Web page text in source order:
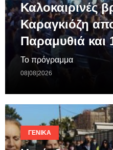
Καλοκαιρινές
Καραγκιόζη
Παραμυθιά και
Το πρόγραμμα
08|08|2026
ΓΕΝΙΚΆ